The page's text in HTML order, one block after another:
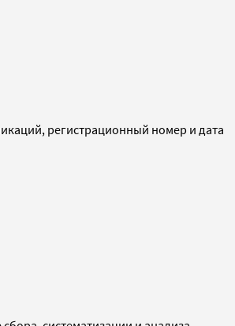
регистрационный номер и дата